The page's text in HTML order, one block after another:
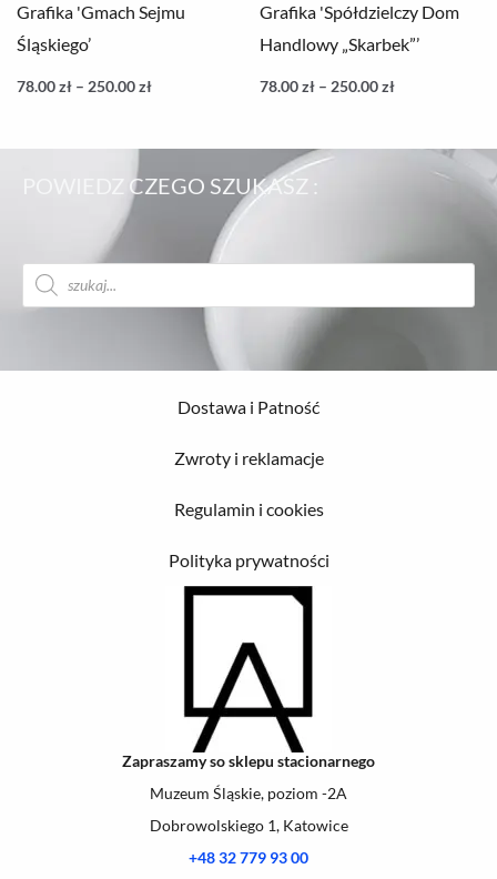
Grafika 'Gmach Sejmu
Śląskiego’
78.00zł – 250.00zł
Grafika 'Spółdzielczy Dom
Handlowy „Skarbek”’
78.00zł – 250.00zł
POWIEDZ CZEGO SZUKASZ :
Wyszukiwarka
produktów
Dostawa i Patność
Zwroty i reklamacje
Regulamin i cookies
Polityka prywatności
Zapraszamy so sklepu stacionarnego
Muzeum Śląskie, poziom -2A
Dobrowolskiego 1, Katowice
+48 32 779 93 00